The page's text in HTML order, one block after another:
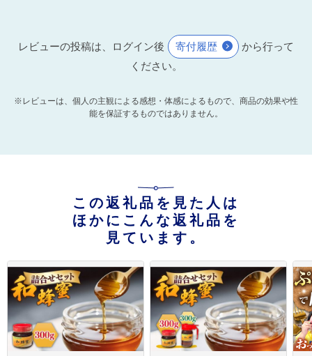
レビューの投稿は、ログイン後 寄付履歴
から行って
ください。
※レビューは、個人の主観による感想・体感によるもので、商品の効果や性
能を保証するものではありません。
この返礼品を見た人は
ほかにこんな返礼品を
見ています。